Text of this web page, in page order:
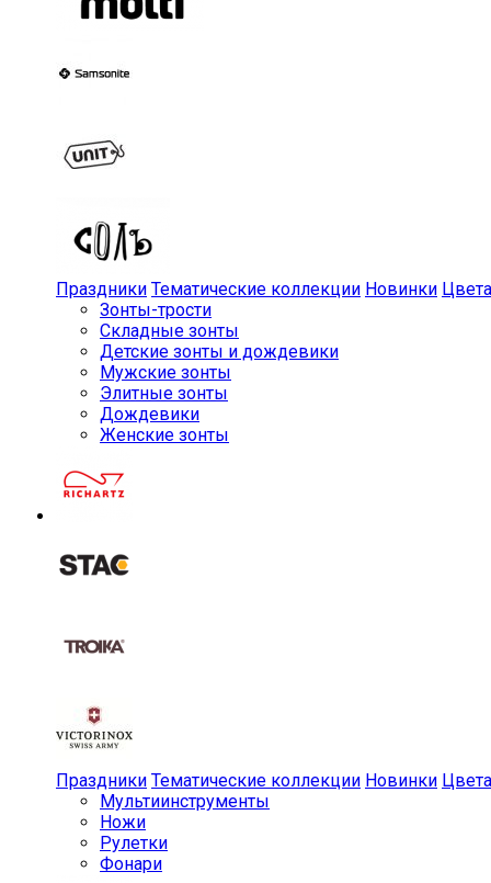
Праздники Тематические коллекции Новинки Цвета
Зонты-трости
Складные зонты
Детские зонты и дождевики
Мужские зонты
Элитные зонты
Дождевики
Женские зонты
Праздники Тематические коллекции Новинки Цвета
Мульти­инструменты
Ножи
Рулетки
Фонари